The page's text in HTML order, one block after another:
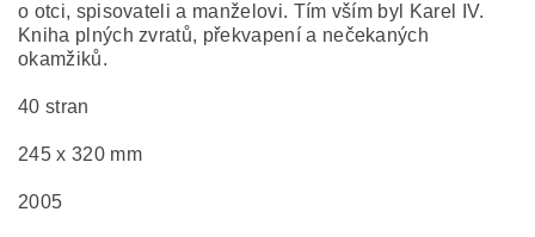
o otci, spisovateli a manželovi. Tím vším byl Karel IV.
Kniha plných zvratů, překvapení a nečekaných
okamžiků.
40 stran
245 x 320 mm
2005